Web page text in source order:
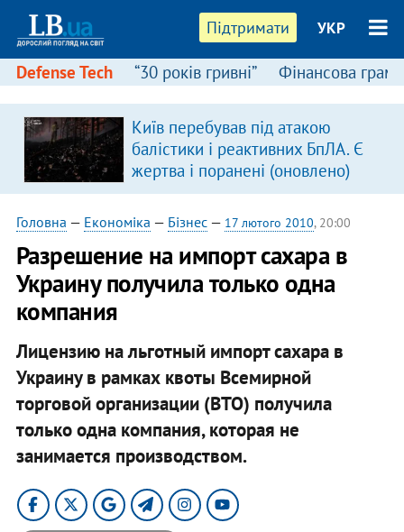
Підтримати УКР
Defense Tech “30 років гривні” Фінансова
Київ перебував під атакою
балістики і реактивних БпЛА. Є
жертва і поранені (оновлено)
Головна — Економіка — Бізнес— 17 лютого 2010, 20:00
Разрешение на импорт сахара в
Украину получила только одна
компания
Лицензию на льготный импорт сахара в
Украину в рамках квоты Всемирной
торговой организации (ВТО) получила
только одна компания, которая не
занимается производством.